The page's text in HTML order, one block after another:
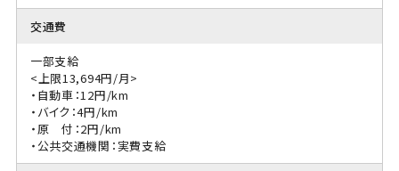
交通費
一部支給
<上限13,694円/月>
・自動車：12円/km
・バイク：4円/km
・原 付：2円/km
・公共交通機関：実費支給